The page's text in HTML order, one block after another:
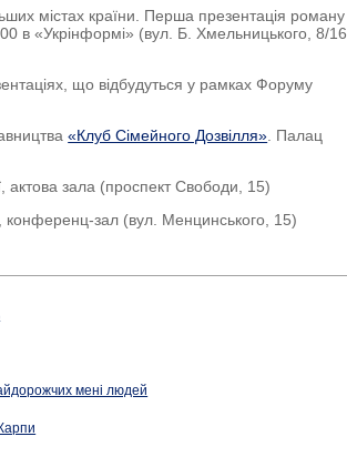
містах країни. Перша презентація роману
в «Укрінформі» (вул. Б. Хмельницького, 8/16
що відбудуться у рамках Форуму
«Клуб Сімейного Дозвілля» . Палац
актова зала (проспект Свободи, 15)
конференц-зал (вул. Менцинського, 15)
мені людей